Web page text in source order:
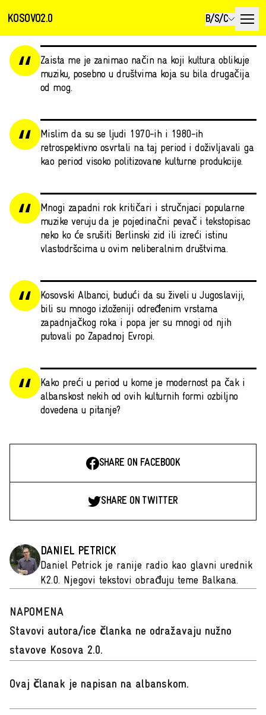
KOSOVO2.0 B/S/C
Zaista me je zanimao način na koji kultura oblikuje
muziku, posebno u društvima koja su bila drugačija
od mog.
Mislim da su se ljudi 1970-ih i 1980-ih
retrospektivno osvrtali na taj period i doživljavali ga
kao period visoko politizovane kulturne produkcije.
Mnogi zapadni rok kritičari i stručnjaci popularne
muzike veruju da je pojedinačni pevač i tekstopisac
neko ko će srušiti Berlinski zid ili izreći istinu
vlastodršcima u ovim neliberalnim društvima.
Kosovski Albanci, budući da su živeli u Jugoslaviji,
bili su mnogo izloženiji određenim vrstama
zapadnjačkog roka i popa jer su mnogi od njih
putovali po Zapadnoj Evropi.
Kako preći u period u kome je modernost pa čak i
albanskost nekih od ovih kulturnih formi ozbiljno
dovedena u pitanje?
SHARE ON FACEBOOK
SHARE ON TWITTER
DANIEL PETRICK
Daniel Petrick je ranije radio kao glavni urednik
K2.0. Njegovi tekstovi obrađuju teme Balkana.
NAPOMENA
Stavovi autora/ice članka ne odražavaju nužno
stavove Kosova 2.0.
Ovaj članak je napisan na albanskom.